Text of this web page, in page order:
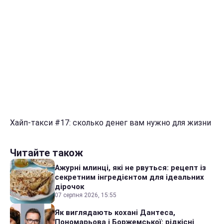
Хайп-такси #17: сколько денег вам нужно для жизни
Читайте також
Ажурні млинці, які не рвуться: рецепт із
секретним інгредієнтом для ідеальних
дірочок
07 серпня 2026, 15:55
Як виглядають кохані Дантеса,
Пономарьова і Боржемської: рідкісні